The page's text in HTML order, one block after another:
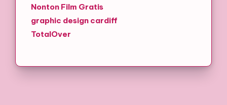
Nonton Film Gratis
graphic design cardiff
TotalOver